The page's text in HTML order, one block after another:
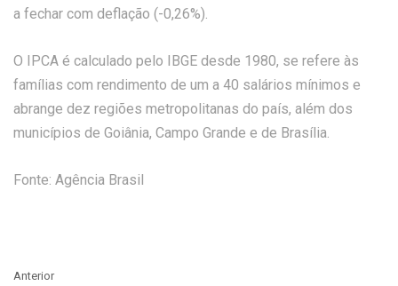
a fechar com deflação (-0,26%).
O IPCA é calculado pelo IBGE desde 1980, se refere às
famílias com rendimento de um a 40 salários mínimos e
abrange dez regiões metropolitanas do país, além dos
municípios de Goiânia, Campo Grande e de Brasília.
Fonte: Agência Brasil
Anterior